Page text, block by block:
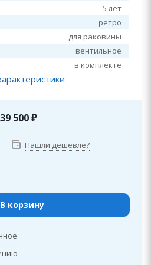
5 лет
ретро
для раковины
вентильное
в комплекте
39 500₽
Нашли дешевле?
В корзину